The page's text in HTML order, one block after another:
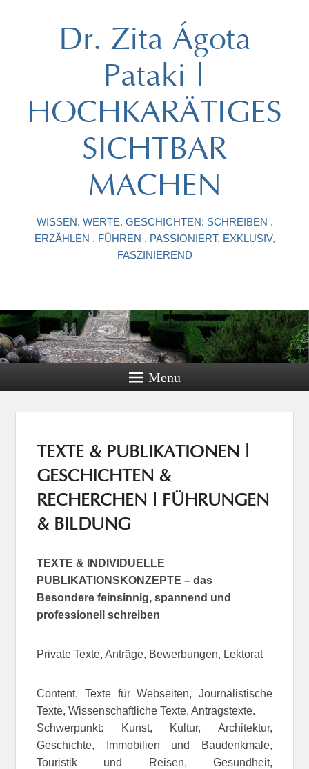
Dr. Zita Ágota
Pataki |
HOCHKARÄTIGES
SICHTBAR
MACHEN
WISSEN. WERTE. GESCHICHTEN: SCHREIBEN .
ERZÄHLEN . FÜHREN . PASSIONIERT, EXKLUSIV,
FASZINIEREND
Menu
TEXTE & PUBLIKATIONEN |
GESCHICHTEN &
RECHERCHEN | FÜHRUNGEN
& BILDUNG
TEXTE & INDIVIDUELLE
PUBLIKATIONSKONZEPTE – das
Besondere feinsinnig, spannend und
professionell schreiben
Private Texte, Anträge, Bewerbungen, Lektorat
Content, Texte für Webseiten, Journalistische
Texte, Wissenschaftliche Texte, Antragstexte.
Schwerpunkt: Kunst, Kultur, Architektur,
Geschichte, Immobilien und Baudenkmale,
Touristik und Reisen, Gesundheit,